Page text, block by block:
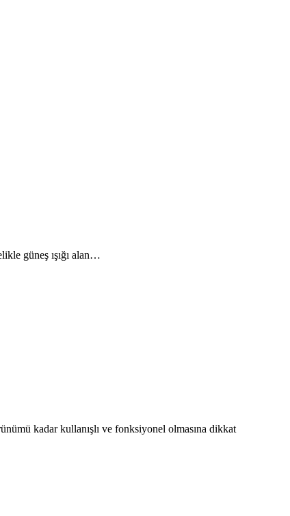
güneş ışığı alan…
kadar kullanışlı ve fonksiyonel olmasına dikkat